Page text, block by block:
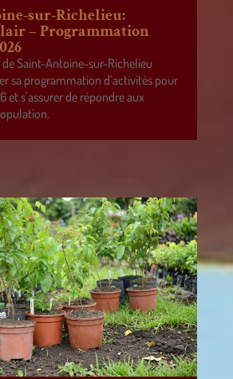
sur-Richelieu:
– Programmation
Saint-Antoine-sur-Richelieu
sa programmation d’activités pour
et s’assurer de répondre aux